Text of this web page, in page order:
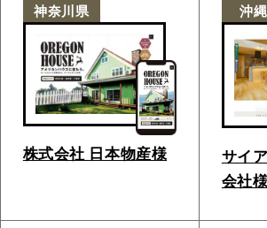
神奈川県
株式会社 日本物産様
沖
サイ
会社様